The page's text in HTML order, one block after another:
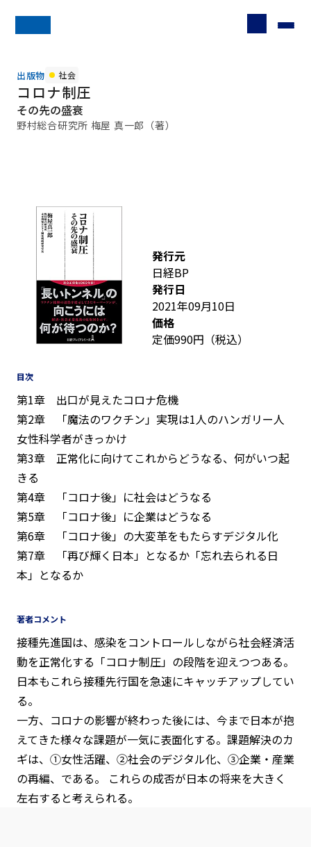
出版物 社会
コロナ制圧
その先の盛衰
野村総合研究所 梅屋 真一郎（著）
発行元
日経BP
発行日
2021年09月10日
価格
定価990円（税込）
目次
第1章 出口が見えたコロナ危機
第2章 「魔法のワクチン」実現は1人のハンガリー人
女性科学者がきっかけ
第3章 正常化に向けてこれからどうなる、何がいつ起
きる
第4章 「コロナ後」に社会はどうなる
第5章 「コロナ後」に企業はどうなる
第6章 「コロナ後」の大変革をもたらすデジタル化
第7章 「再び輝く日本」となるか「忘れ去られる日
本」となるか
著者コメント
接種先進国は、感染をコントロールしながら社会経済活
動を正常化する「コロナ制圧」の段階を迎えつつある。
日本もこれら接種先行国を急速にキャッチアップしてい
る。
一方、コロナの影響が終わった後には、今まで日本が抱
えてきた様々な課題が一気に表面化する。課題解決のカ
ギは、①女性活躍、②社会のデジタル化、③企業・産業
の再編、である。 これらの成否が日本の将来を大きく
左右すると考えられる。